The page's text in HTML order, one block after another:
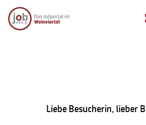
Liebe Besucherin, lieber